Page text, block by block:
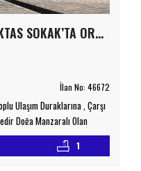
KDZ EREĞLİ BAĞLIK MAH AKTAS SOKAK’TA ORHAN OĞUZ İLKOKULUNA YÜRÜME MESAFESİNDE 5 ADET 3+1 KİRALIK DAİRELER
İlan No: 46672
Ulaşım Duraklarına , Çarşı
Doğa Manzaralı Olan
Wc Bulunmaktadır Detaylı
1